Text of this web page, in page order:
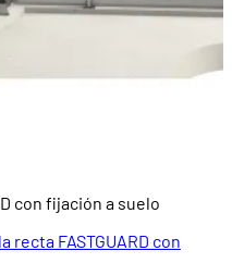
con fijación a suelo
recta FASTGUARD con